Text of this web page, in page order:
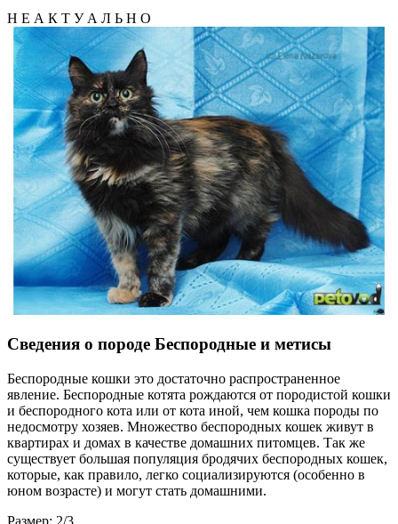
Н Е А К Т У А Л Ь Н О
Сведения о породе Беспородные и метисы
Беспородные кошки это достаточно распространенное
явление. Беспородные котята рождаются от породистой кошки
и беспородного кота или от кота иной, чем кошка породы по
недосмотру хозяев. Множество беспородных кошек живут в
квартирах и домах в качестве домашних питомцев. Так же
существует большая популяция бродячих беспородных кошек,
которые, как правило, легко социализируются (особенно в
юном возрасте) и могут стать домашними.